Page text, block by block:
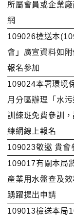
所屬會員或企業
網
109026檢送本
會」廣宣資料如
報名參加
109024本署環境
月分區辦理「水
訓練班免費參訓
練網線上報名
109023敬邀 貴會
109017有關本局
產業用水盤查及
踴躍提出申請
109013檢送本局